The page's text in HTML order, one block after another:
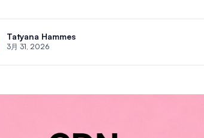
Tatyana Hammes
3月 31, 2026